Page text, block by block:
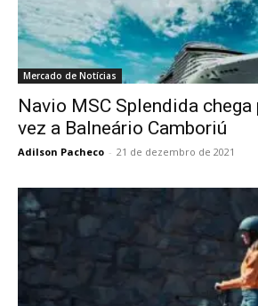
Mercado de Notícias
Navio MSC Splendida chega
vez a Balneário Camboriú
Adilson Pacheco - 21 de dezembro de 2021